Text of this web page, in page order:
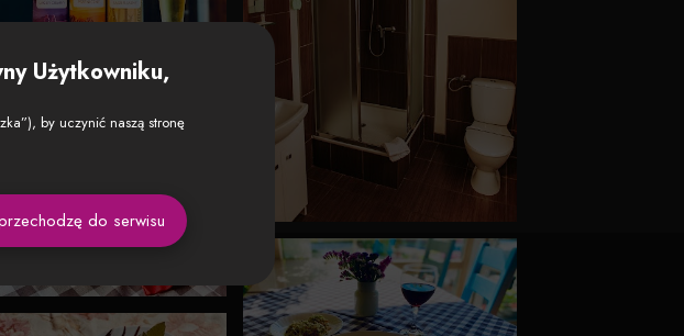
Użytkowniku,
by uczynić naszą stronę
do serwisu